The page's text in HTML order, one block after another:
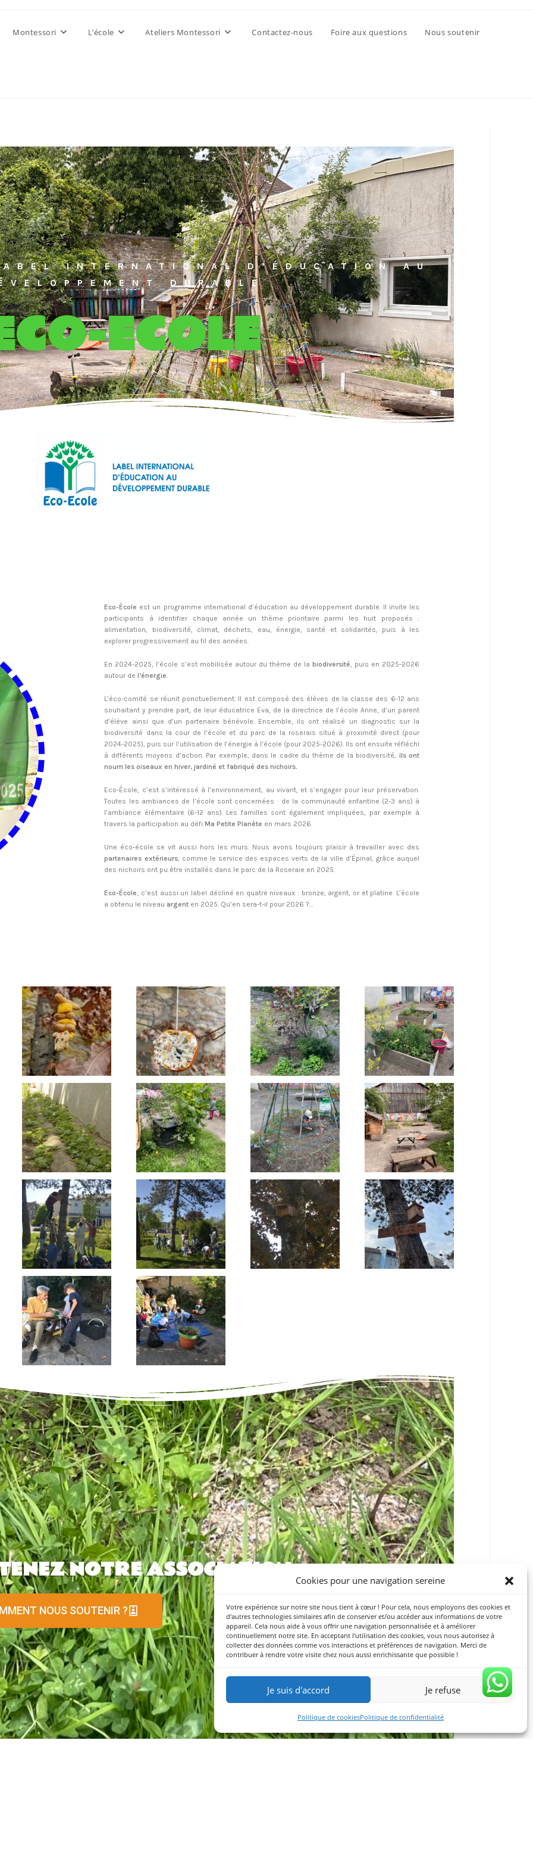
Cookies pour une navigation sereine
Votre expérience sur notre site nous tient à cœur ! Pour cela, nous employons des cookies et
d'autres technologies similaires afin de conserver et/ou accéder aux informations de votre
appareil. Cela nous aide à vous offrir une navigation personnalisée et à améliorer
continuellement notre site. En acceptant l'utilisation des cookies, vous nous autorisez à
collecter des données comme vos interactions et préférences de navigation. Merci de
contribuer à rendre votre visite chez nous aussi enrichissante que possible !
Je suis d'accord Je refuse
Politique de cookiesPolitique de confidentialité
Montessori L’école Ateliers Montessori Contactez-nous Foire aux questions Nous soutenir
INTERNATIONAL D’ÉDUCATION AU
DURABLE
ECOLE
Eco-École est un programme international d’éducation au développement durable. Il invite les
participants à identifier chaque année un thème prioritaire parmi les huit proposés :
alimentation, biodiversité, climat, déchets, eau, énergie, santé et solidarités, puis à les
explorer progressivement au fil des années.
En 2024-2025, l’école s’est mobilisée autour du thème de la biodiversité, puis en 2025-2026
autour del’énergie.
L’éco-comité se réunit ponctuellement. Il est composé des élèves de la classe des 6-12 ans
souhaitant y prendre part, de leur éducatrice Eva, de la directrice de l’école Anne, d’un parent
d’élève ainsi que d’un partenaire bénévole. Ensemble, ils ont réalisé un diagnostic sur la
biodiversité dans la cour de l’école et du parc de la roserais situé à proximité direct (pour
2024-2025), puis sur l’utilisation de l’énergie à l’école (pour 2025-2026). Ils ont ensuite réfléchi
à différents moyens d’action. Par exemple, dans le cadre du thème de la biodiversité, ils ont
nourri les oiseaux en hiver, jardiné et fabriqué des nichoirs.
Eco-École, c’est s’intéressé à l’environnement, au vivant, et s’engager pour leur préservation.
Toutes les ambiances de l’école sont concernées : de la communauté enfantine (2-3 ans) à
l’ambiance élémentaire (6-12 ans). Les familles sont également impliquées, par exemple à
travers la participation au défiMa Petite Planète en mars 2026.
Une éco-école se vit aussi hors les murs. Nous avons toujours plaisir à travailler avec des
partenaires extérieurs, comme le service des espaces verts de la ville d’Épinal, grâce auquel
des nichoirs ont pu être installés dans le parc de la Roseraie en 2025.
Eco-École, c’est aussi un label décliné en quatre niveaux : bronze, argent, or et platine. L’école
a obtenu le niveau argent en 2025. Qu’en sera-t-il pour 2026 ?…
NOTRE ASSOCIATION
NOUS SOUTENIR ?